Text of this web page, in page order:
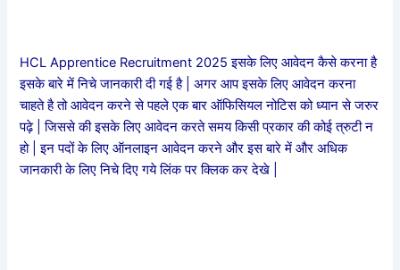
HCL Apprentice Recruitment 2025 इसके लिए आवेदन कैसे करना है
इसके बारे में निचे जानकारी दी गई है | अगर आप इसके लिए आवेदन करना
चाहते है तो आवेदन करने से पहले एक बार ऑफिसियल नोटिस को ध्यान से जरुर
पढ़े | जिससे की इसके लिए आवेदन करते समय किसी प्रकार की कोई त्रुटी न
हो | इन पदों के लिए ऑनलाइन आवेदन करने और इस बारे में और अधिक
जानकारी के लिए निचे दिए गये लिंक पर क्लिक कर देखे |